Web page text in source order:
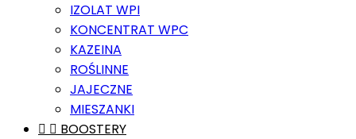
IZOLAT WPI
KONCENTRAT WPC
KAZEINA
ROŚLINNE
JAJECZNE
MIESZANKI
  BOOSTERY